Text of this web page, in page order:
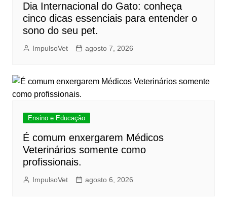
Dia Internacional do Gato: conheça
cinco dicas essenciais para entender o
sono do seu pet.
ImpulsoVet agosto 7, 2026
Ensino e Educação
É comum enxergarem Médicos
Veterinários somente como
profissionais.
ImpulsoVet agosto 6, 2026